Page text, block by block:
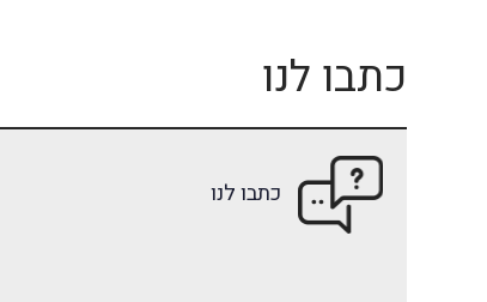
כתבו לנו
כתבו לנו